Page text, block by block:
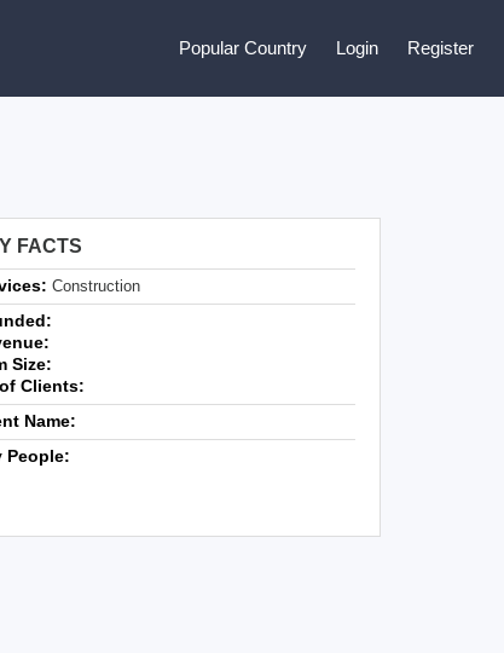
Popular Country Login Register
FACTS
Construction
Size:
Clients:
Name:
People: